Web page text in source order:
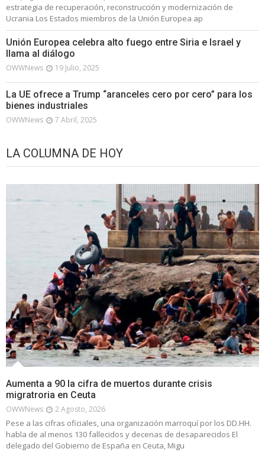
estrategia de recuperación, reconstrucción y modernización de
Ucrania Los Estados miembros de la Unión Europea ap
Unión Europea celebra alto fuego entre Siria e Israel y
llama al diálogo
OWWNews 19 Julio, 2025
La UE ofrece a Trump “aranceles cero por cero” para los
bienes industriales
OWWNews 7 Abril, 2025
LA COLUMNA DE HOY
Aumenta a 90 la cifra de muertos durante crisis
migratroria en Ceuta
OWWNews 2 Agosto, 2026
Pese a las cifras oficiales, una organización marroquí por los DD.HH.
habla de al menos 130 fallecidos y decenas de desaparecidos El
delegado del Gobierno de España en Ceuta, Migu